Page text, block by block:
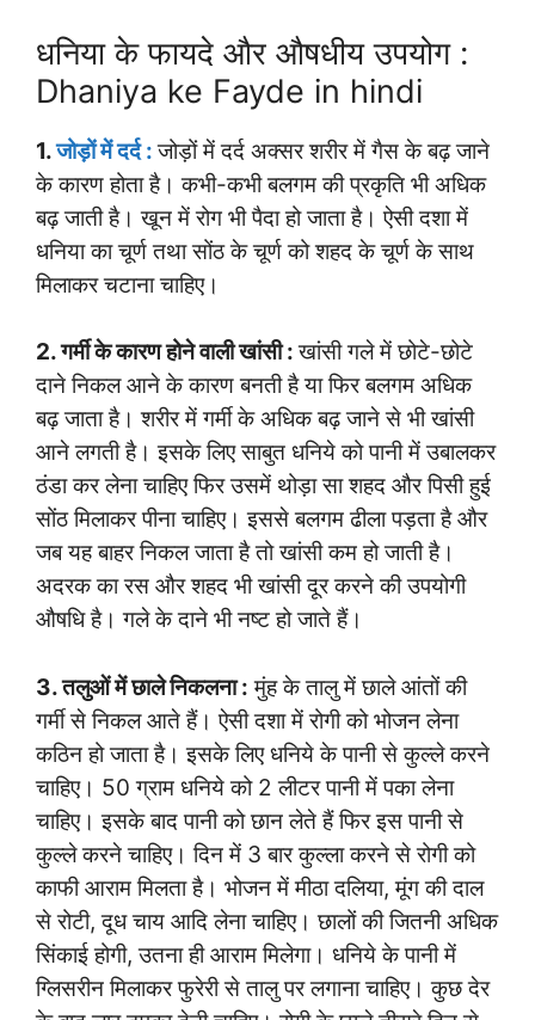
धनिया के फायदे और औषधीय उपयोग :
Dhaniya ke Fayde in hindi
1.जोड़ों में दर्द : जोड़ों में दर्द अक्सर शरीर में गैस के बढ़ जाने
के कारण होता है। कभी-कभी बलगम की प्रकृति भी अधिक
बढ़ जाती है। खून में रोग भी पैदा हो जाता है। ऐसी दशा में
धनिया का चूर्ण तथा सोंठ के चूर्ण को शहद के चूर्ण के साथ
मिलाकर चटाना चाहिए।
2. गर्मी के कारण होने वाली खांसी :खांसी गले में छोटे-छोटे
दाने निकल आने के कारण बनती है या फिर बलगम अधिक
बढ़ जाता है। शरीर में गर्मी के अधिक बढ़ जाने से भी खांसी
आने लगती है। इसके लिए साबुत धनिये को पानी में उबालकर
ठंडा कर लेना चाहिए फिर उसमें थोड़ा सा शहद और पिसी हुई
सोंठ मिलाकर पीना चाहिए। इससे बलगम ढीला पड़ता है और
जब यह बाहर निकल जाता है तो खांसी कम हो जाती है।
अदरक का रस और शहद भी खांसी दूर करने की उपयोगी
औषधि है। गले के दाने भी नष्ट हो जाते हैं।
3. तलुओं में छाले निकलना : मुंह के तालु में छाले आंतों की
गर्मी से निकल आते हैं। ऐसी दशा में रोगी को भोजन लेना
कठिन हो जाता है। इसके लिए धनिये के पानी से कुल्ले करने
चाहिए। 50 ग्राम धनिये को 2 लीटर पानी में पका लेना
चाहिए। इसके बाद पानी को छान लेते हैं फिर इस पानी से
कुल्ले करने चाहिए। दिन में 3 बार कुल्ला करने से रोगी को
काफी आराम मिलता है। भोजन में मीठा दलिया, मूंग की दाल
से रोटी, दूध चाय आदि लेना चाहिए। छालों की जितनी अधिक
सिंकाई होगी, उतना ही आराम मिलेगा। धनिये के पानी में
ग्लिसरीन मिलाकर फुरेरी से तालु पर लगाना चाहिए। कुछ देर